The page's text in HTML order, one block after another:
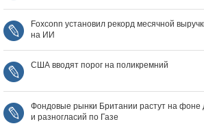
Foxconn установил рекорд месячной
на ИИ
США вводят порог на поликремний
Фондовые рынки Британии растут на
и разногласий по Газе